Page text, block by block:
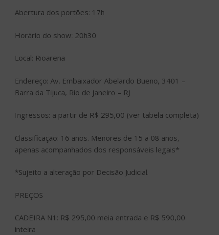
Abertura dos portões: 17h
Horário do show: 20h30
Local: Rioarena
Endereço: Av. Embaixador Abelardo Bueno, 3401 –
Barra da Tijuca, Rio de Janeiro – RJ
Ingressos: a partir de R$ 295,00 (ver tabela completa)
Classificação: 16 anos. Menores de 15 a 08 anos,
apenas acompanhados dos responsáveis legais*
*Sujeito a alteração por Decisão Judicial.
PREÇOS
CADEIRA N1: R$ 295,00 meia entrada e R$ 590,00
inteira